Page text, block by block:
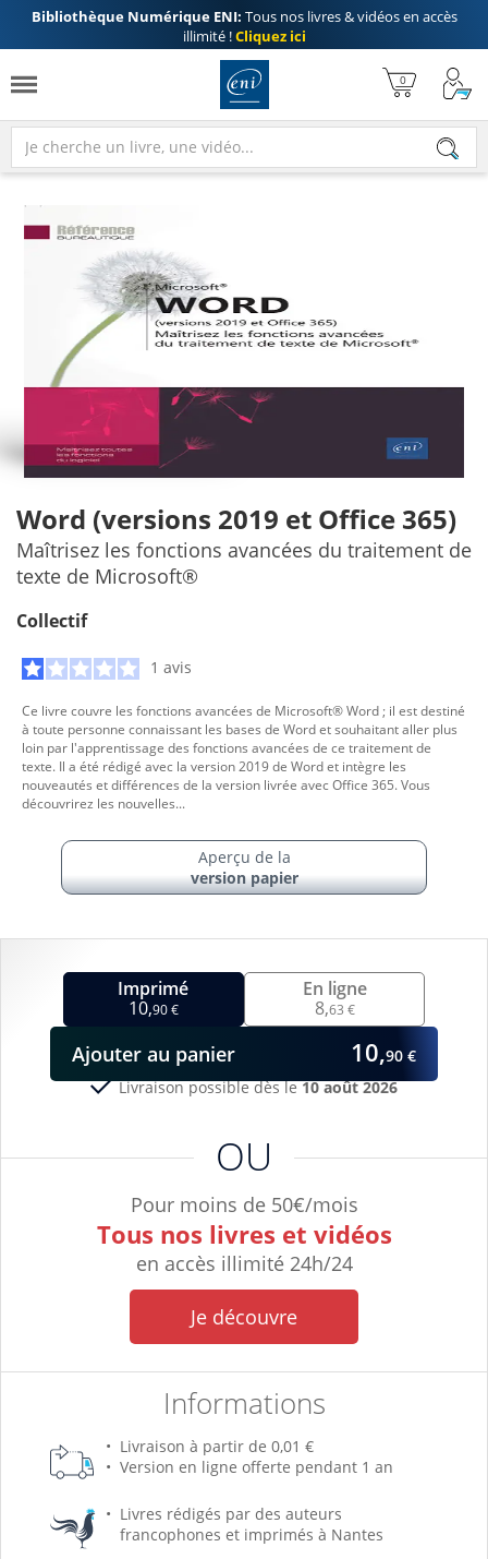
Bibliothèque Numérique ENI: Tous nos livres & vidéos en accès
illimité !Cliquez ici
Word (versions 2019 et Office 365)
Maîtrisez les fonctions avancées du traitement de
texte de Microsoft®
Collectif
1 avis
Imprimé
10,90 €
OU
Pour moins de 50€/mois
Tous nos livres et vidéos
en accès illimité 24h/24
Je découvre
Informations
Livraison possible dès le10 août 2026
Livraison à partir de 0,01 €
Version en ligne offerte pendant 1 an
Livres rédigés par des auteurs
francophones et imprimés à Nantes
En ligne
8,63 €
Ajouter au panier 10,90 €
Ce livre couvre les fonctions avancées de Microsoft® Word ; il est destiné
à toute personne connaissant les bases de Word et souhaitant aller plus
loin par l'apprentissage des fonctions avancées de ce traitement de
texte. Il a été rédigé avec la version 2019 de Word et intègre les
nouveautés et différences de la version livrée avec Office 365. Vous
découvrirez les nouvelles...
Aperçu de la
version papier